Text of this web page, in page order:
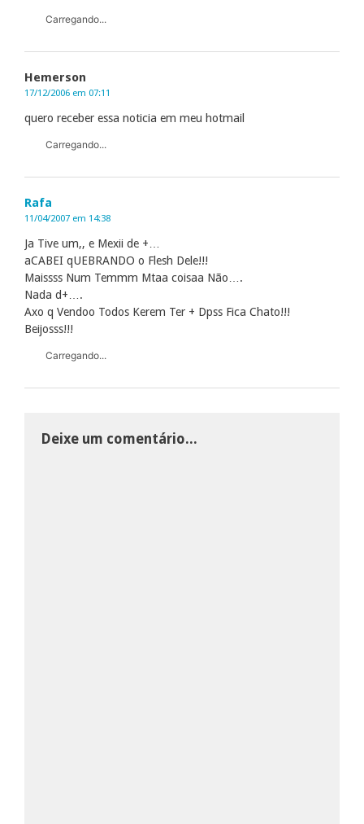
Carregando...
Hemerson
17/12/2006 em 07:11
quero receber essa noticia em meu hotmail
Carregando...
Rafa
11/04/2007 em 14:38
Ja Tive um,, e Mexii de +…
aCABEI qUEBRANDO o Flesh Dele!!!
Maissss Num Temmm Mtaa coisaa Não….
Nada d+….
Axo q Vendoo Todos Kerem Ter + Dpss Fica Chato!!!
Beijosss!!!
Carregando...
Deixe um comentário...